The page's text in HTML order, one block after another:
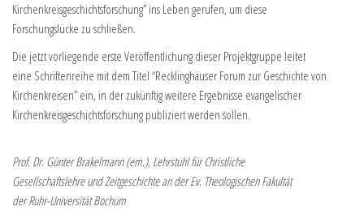
Kirchenkreisgeschichtsforschung” ins Leben gerufen, um diese
Forschungslücke zu schließen.
Die jetzt vorliegende erste Veröffentlichung dieser Projektgruppe leitet
eine Schriftenreihe mit dem Titel “Recklinghäuser Forum zur Geschichte von
Kirchenkreisen” ein, in der zukünftig weitere Ergebnisse evangelischer
Kirchenkreisgeschichtsforschung publiziert werden sollen.
Prof. Dr. Günter Brakelmann (em.), Lehrstuhl für Christliche
Gesellschaftslehre und Zeitgeschichte an der Ev. Theologischen Fakultät
der Ruhr-Universität Bochum